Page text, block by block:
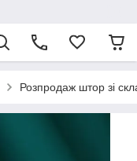
Розпродаж штор зі